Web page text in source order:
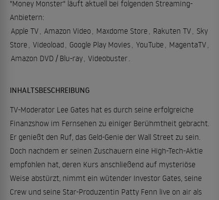
"Money Monster" läuft aktuell bei folgenden Streaming-
Anbietern:
Apple TV, Amazon Video , Maxdome Store , Rakuten TV, Sky
Store , Videoload , Google Play Movies, YouTube , MagentaTV,
Amazon DVD / Blu-ray, Videobuster.
INHALTSBESCHREIBUNG
TV-Moderator Lee Gates hat es durch seine erfolgreiche
Finanzshow im Fernsehen zu einiger Berühmtheit gebracht.
Er genießt den Ruf, das Geld-Genie der Wall Street zu sein.
Doch nachdem er seinen Zuschauern eine High-Tech-Aktie
empfohlen hat, deren Kurs anschließend auf mysteriöse
Weise abstürzt, nimmt ein wütender Investor Gates, seine
Crew und seine Star-Produzentin Patty Fenn live on air als